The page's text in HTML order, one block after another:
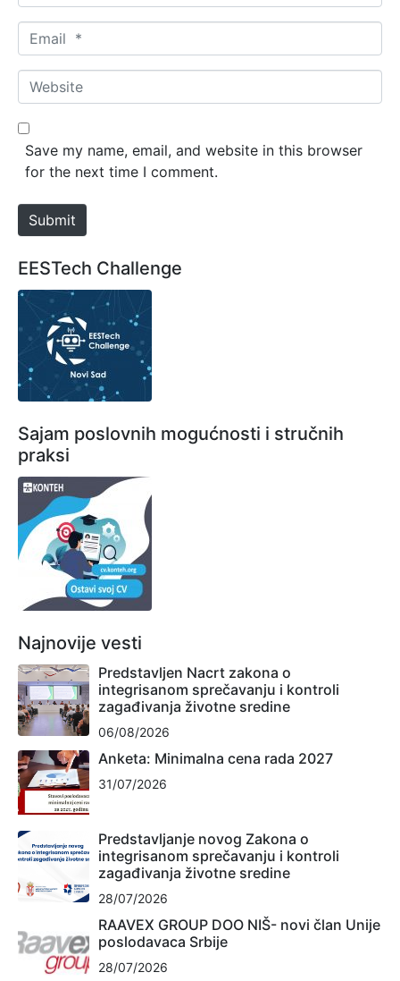
a
m
*
m
a
*
W
e
b
e
Save my name, email, and website in this browser
for the next time I comment.
Submit
EESTech Challenge
Sajam poslovnih mogućnosti i stručnih
praksi
Najnovije vesti
Predstavljen Nacrt zakona o
integrisanom sprečavanju i kontroli
zagađivanja životne sredine
06/08/2026
Anketa: Minimalna cena rada 2027
31/07/2026
Predstavljanje novog Zakona o
integrisanom sprečavanju i kontroli
zagađivanja životne sredine
28/07/2026
RAAVEX GROUP DOO NIŠ- novi član Unije
poslodavaca Srbije
28/07/2026